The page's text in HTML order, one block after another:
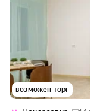
возможен торг